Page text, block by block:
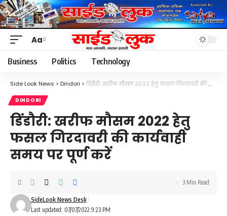
Font
Resizer
Aa
Business Politics Technology
Side Look News > Dindori > डिंडौरी: खरीफ मौसम 2022 हेतु फसल गिरदावरी की कार्यवाही समय पर पूर्ण करें
DINDORI
डिंडौरी: खरीफ मौसम 2022 हेतु
फसल गिरदावरी की कार्यवाही
समय पर पूर्ण करें
Last updated: 07/07/2022 9:23 PM
SideLook News Desk
3 Min Read